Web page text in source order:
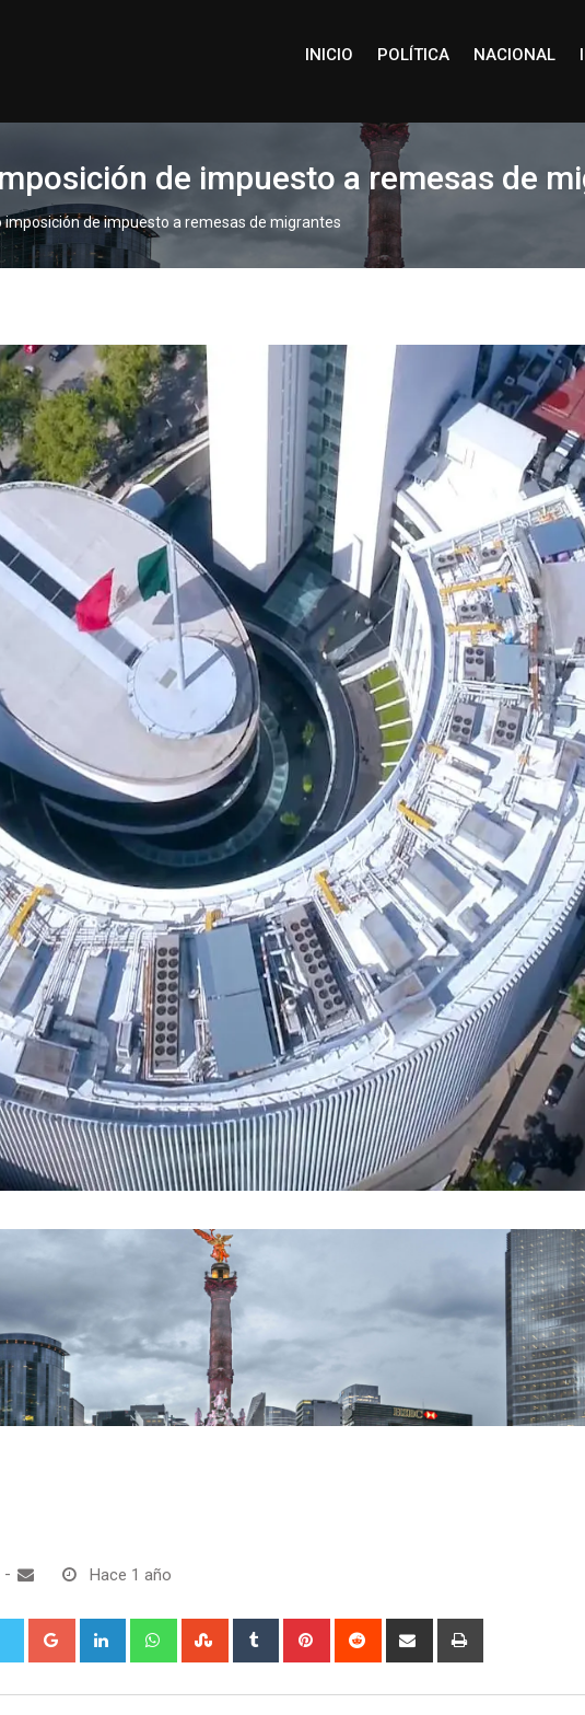
INICIO POLÍTICA NACIONAL
de impuesto a remesas de
imposición de impuesto a remesas de migrantes
- Hace 1 año
Google+ LinkedIn WhatsappStumbleUpon
Tumblr Pinterest Reddit
Share